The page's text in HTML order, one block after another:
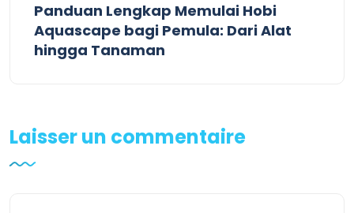
Panduan Lengkap Memulai Hobi
Aquascape bagi Pemula: Dari Alat
hingga Tanaman
Laisser un commentaire